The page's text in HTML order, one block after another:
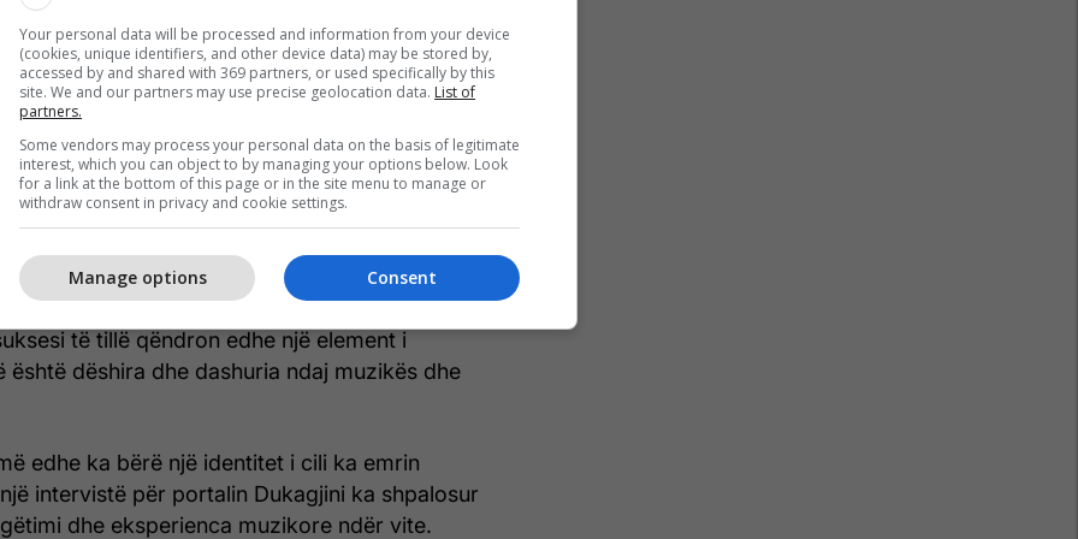
korit “Siparantum” (Foto: dukagjini.com)
të tillë qëndron edhe një element i
është dëshira dhe dashuria ndaj muzikës dhe
edhe ka bërë një identitet i cili ka emrin
një intervistë për portalin Dukagjini ka shpalosur
dhe eksperienca muzikore ndër vite.
Your personal data will be processed and information from your device
(cookies, unique identifiers, and other device data) may be stored by,
accessed by and shared with 369 partners, or used specifically by this
site. We and our partners may use precise geolocation data. List of
partners.
Some vendors may process your personal data on the basis of legitimate
interest, which you can object to by managing your options below. Look
for a link at the bottom of this page or in the site menu to manage or
withdraw consent in privacy and cookie settings.
Consent
Manage options